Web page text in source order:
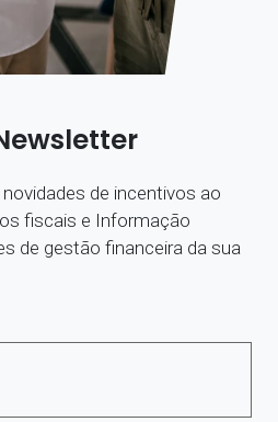
de incentivos ao
fiscais e Informação
de gestão financeira da sua